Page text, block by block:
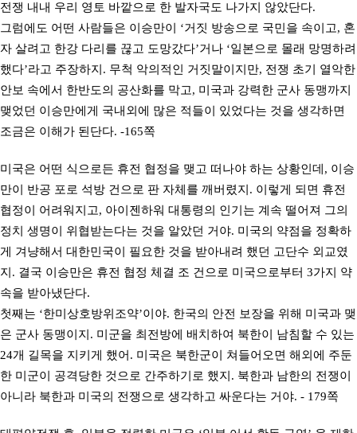
전쟁 내내 우리 영토 바깥으로 한 발자국도 나가지 않았단다.
그럼에도 어떤 사람들은 이승만이 ‘거짓 방송으로 국민을 속이고, 혼
자 살려고 한강 다리를 끊고 도망갔다’거나 ‘일본으로 몰래 망명하려
했다’라고 주장하지. 무척 악의적인 거짓말이지만, 전쟁 초기 열악한
안보 속에서 한반도의 공산화를 막고, 미국과 강력한 군사 동맹까지
맺었던 이승만에게 국내외에 많은 적들이 있었다는 것을 생각하면
조금은 이해가 된단다. -165쪽
미국은 어떤 식으로든 휴전 협정을 맺고 떠나야 하는 상황인데, 이승
만이 반공 포로 석방 건으로 판 자체를 깨버렸지. 이렇게 되면 휴전
협정이 어려워지고, 아이젠하워 대통령의 인기는 계속 떨어져 그의
정치 생명이 위협받는다는 것을 알았던 거야. 미국의 약점을 정확하
게 겨냥해서 대한민국이 필요한 것을 받아내려 했던 고단수 외교였
지. 결국 이승만은 휴전 협정 체결 조 건으로 미국으로부터 3가지 약
속을 받아냈단다.
첫째는 ‘한미상호방위조약’이야. 한국의 안전 보장을 위해 미국과 맺
은 군사 동맹이지. 미군을 최전방에 배치하여 북한이 남침할 수 있는
24개 길목을 지키게 했어. 미국은 북한군이 쳐들어오면 해외에 주둔
한 미군이 공격당한 것으로 간주하기로 했지. 북한과 남한의 전쟁이
아니라 북한과 미국의 전쟁으로 생각하고 싸운다는 거야. - 179쪽